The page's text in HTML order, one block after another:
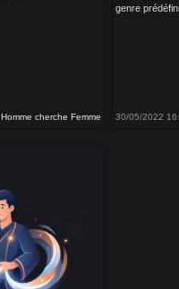
Homme cherche Femme
genre
30/05/2022